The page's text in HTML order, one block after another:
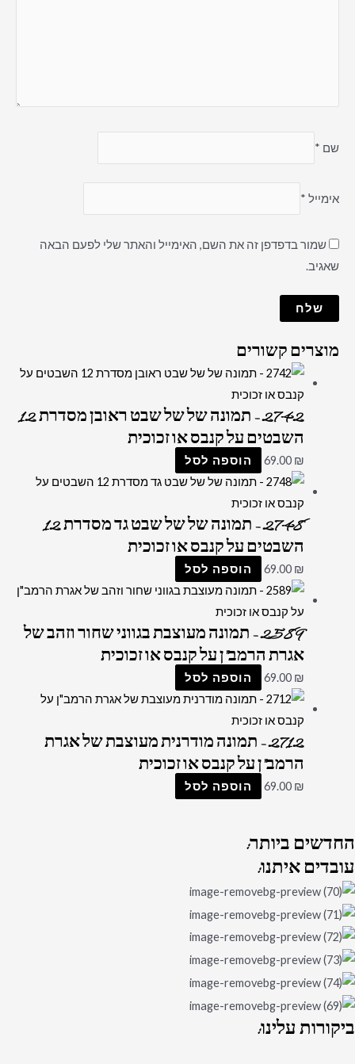
שם *
אימייל *
שמור בדפדפן זה את השם, האימייל והאתר שלי לפעם הבאה
שאגיב.
מוצרים קשורים
2742 – תמונה של של שבט ראובן מסדרת 12
השבטים על קנבס או זכוכית
69.00 ₪ הוספה לסל
2748 – תמונה של של שבט גד מסדרת 12
השבטים על קנבס או זכוכית
69.00 ₪ הוספה לסל
2589 – תמונה מעוצבת בגווני שחור וזהב של
אגרת הרמב"ן על קנבס או זכוכית
69.00 ₪ הוספה לסל
2712 – תמונה מודרנית מעוצבת של אגרת
הרמב"ן על קנבס או זכוכית
69.00 ₪ הוספה לסל
החדשיםביותר:
עובדיםאיתנו:
ביקורותעלינו: